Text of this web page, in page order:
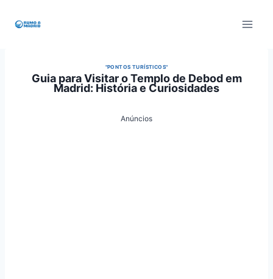
"PONTOS TURÍSTICOS"
Guia para Visitar o Templo de Debod em
Madrid: História e Curiosidades
Anúncios